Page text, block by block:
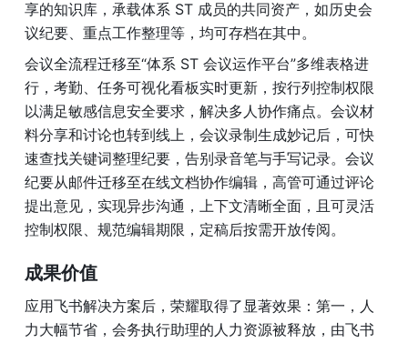
享的知识库，承载体系 ST 成员的共同资产，如历史会
议纪要、重点工作整理等，均可存档在其中。
会议全流程迁移至“体系 ST 会议运作平台”多维表格进
行，考勤、任务可视化看板实时更新，按行列控制权限
以满足敏感信息安全要求，解决多人协作痛点。会议材
料分享和讨论也转到线上，会议录制生成妙记后，可快
速查找关键词整理纪要，告别录音笔与手写记录。会议
纪要从邮件迁移至在线文档协作编辑，高管可通过评论
提出意见，实现异步沟通，上下文清晰全面，且可灵活
控制权限、规范编辑期限，定稿后按需开放传阅。
成果价值
应用飞书解决方案后，荣耀取得了显著效果：第一，人
力大幅节省，会务执行助理的人力资源被释放，由飞书